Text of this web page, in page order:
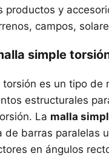
productos y
campos,
simple
torsión es un tipo de
estructurales
La malla
de barras paralelas
en ángulos